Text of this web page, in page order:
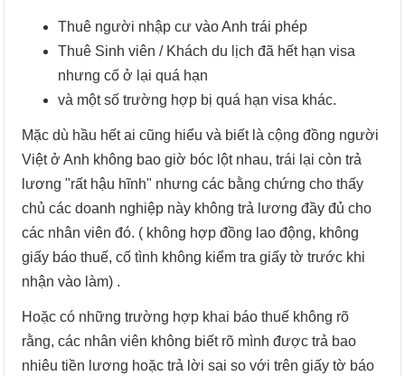
Thuê người nhập cư vào Anh trái phép
Thuê Sinh viên / Khách du lịch đã hết hạn visa
nhưng cố ở lại quá hạn
và một số trường hợp bị quá hạn visa khác.
Mặc dù hầu hết ai cũng hiểu và biết là cộng đồng người
Việt ở Anh không bao giờ bóc lột nhau, trái lại còn trả
lương "rất hậu hĩnh" nhưng các bằng chứng cho thấy
chủ các doanh nghiệp này không trả lương đầy đủ cho
các nhân viên đó. ( không hợp đồng lao động, không
giấy báo thuế, cố tình không kiểm tra giấy tờ trước khi
nhận vào làm) .
Hoặc có những trường hợp khai báo thuế không rõ
rằng, các nhân viên không biết rõ mình được trả bao
nhiêu tiền lương hoặc trả lời sai so với trên giấy tờ báo